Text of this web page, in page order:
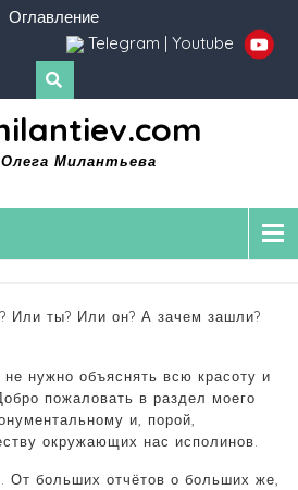
Оглавление
Telegram | Youtube
Милантьева
Или ты? Или он? А зачем зашли?
нужно объяснять всю красоту и
пожаловать в раздел моего
и, порой,
окружающих нас исполинов.
От больших отчётов о больших же,